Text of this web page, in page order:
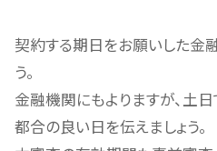
契約する期日をお願いした金
う。
金融機関にもよりますが、土
都合の良い日を伝えましょう。